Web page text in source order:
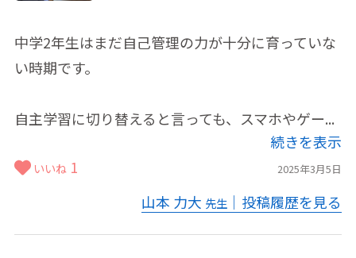
中学2年生はまだ自己管理の力が十分に育っていな
い時期です。
自主学習に切り替えると言っても、スマホやゲー...
続きを表示
2025年3月5日
いいね 1
山本 力大 先生 ｜投稿履歴を見る